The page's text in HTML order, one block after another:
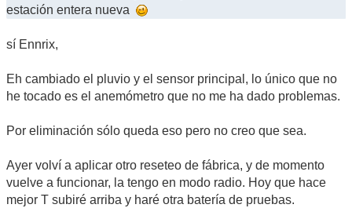
estación entera nueva
sí Ennrix,
Eh cambiado el pluvio y el sensor principal, lo único que no
he tocado es el anemómetro que no me ha dado problemas.
Por eliminación sólo queda eso pero no creo que sea.
Ayer volví a aplicar otro reseteo de fábrica, y de momento
vuelve a funcionar, la tengo en modo radio. Hoy que hace
mejor T subiré arriba y haré otra batería de pruebas.